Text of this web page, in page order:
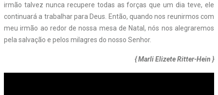
irmão talvez nunca recupere todas as forças que um dia teve, ele
continuará a trabalhar para Deus. Então, quando nos reunirmos com
meu irmão ao redor de nossa mesa de Natal, nós nos alegraremos
pela salvação e pelos milagres do nosso Senhor.
{ Marli Elizete Ritter-Hein }